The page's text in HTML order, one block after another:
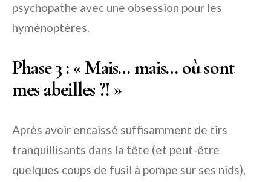
psychopathe avec une obsession pour les
hyménoptères.
Phase 3 : « Mais… mais… où sont
mes abeilles ?! »
Après avoir encaissé suffisamment de tirs
tranquillisants dans la tête (et peut-être
quelques coups de fusil à pompe sur ses nids),